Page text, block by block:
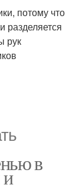
потому что
разделяется
рук
в